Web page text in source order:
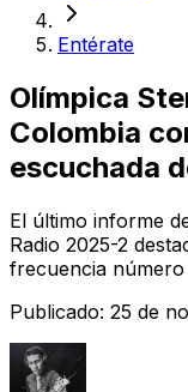
Entérate
Olímpica
Colombia
escuchada
El último informe
Radio 2025-2
frecuencia
Publicado: 25 de